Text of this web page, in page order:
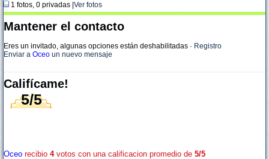
1 fotos, 0 privadas | Ver fotos
Mantener el contacto
Eres un invitado, algunas opciones están deshabilitadas · Registro
Enviar a Oceo un nuevo mensaje
Califícame!
5/5
Oceo recibio 4votos con una calificacion promedio de 5/5